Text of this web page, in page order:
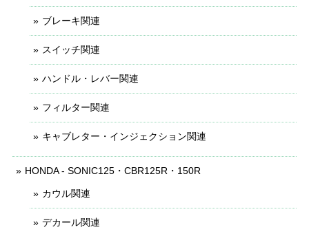
ブレーキ関連
スイッチ関連
ハンドル・レバー関連
フィルター関連
キャブレター・インジェクション関連
HONDA - SONIC125・CBR125R・150R
カウル関連
デカール関連